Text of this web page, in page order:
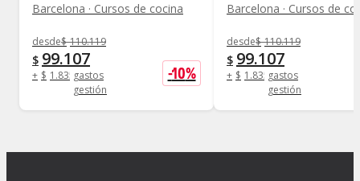
Barcelona · Cursos de cocina
desde$ 110.119
$ 99.107
+ $ 1.835 gastos
gestión
-10%
Barcelona · Cursos de
desde$ 110.119
$ 99.107
+ $ 1.835 gastos
gestión